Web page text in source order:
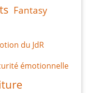
Fantasy
du JdR
émotionnelle